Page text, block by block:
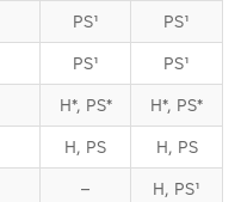
PS¹ PS¹
PS¹ PS¹
H*, PS* H*, PS*
H, PS H, PS
– H, PS¹